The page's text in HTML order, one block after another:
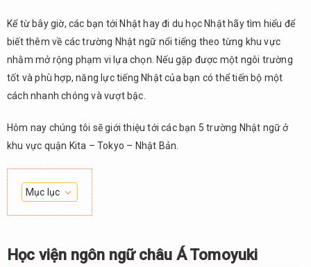
Kể từ bây giờ, các bạn tới Nhật hay đi du học Nhật hãy tìm hiểu để
biết thêm về các trường Nhật ngữ nổi tiếng theo từng khu vực
nhằm mở rộng phạm vi lựa chọn. Nếu gặp được một ngôi trường
tốt và phù hợp, năng lực tiếng Nhật của bạn có thể tiến bộ một
cách nhanh chóng và vượt bậc.
Hôm nay chúng tôi sẽ giới thiệu tới các bạn 5 trường Nhật ngữ ở
khu vực quận Kita – Tokyo – Nhật Bản.
Mục lục
1.
Học
ngữ châu
Á
Học viện ngôn ngữ châu Á Tomoyuki